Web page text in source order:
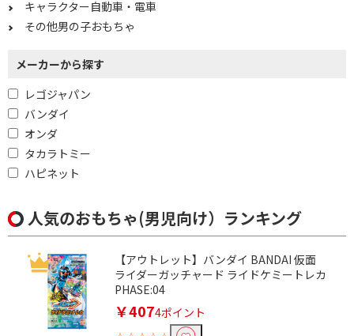
キャラクター自動車・電車
その他男の子おもちゃ
メーカーから探す
レゴジャパン
バンダイ
オンダ
タカラトミー
ハピネット
人気のおもちゃ(男児向け）ランキング
【アウトレット】バンダイ BANDAI 仮面
ライダーガッチャード ライドケミートレカ
PHASE:04
￥4074ポイント